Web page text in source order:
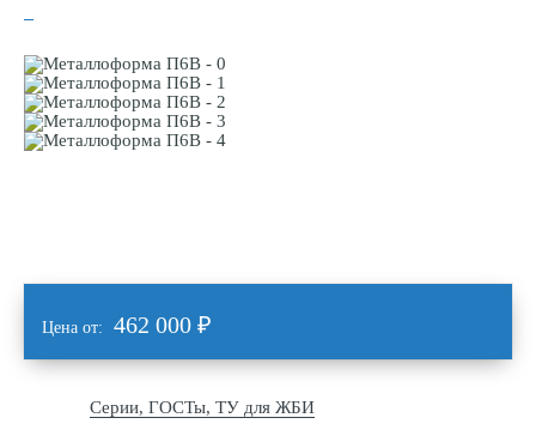
Цена от: 462 000 ₽
Серии, ГОСТы, ТУ для ЖБИ